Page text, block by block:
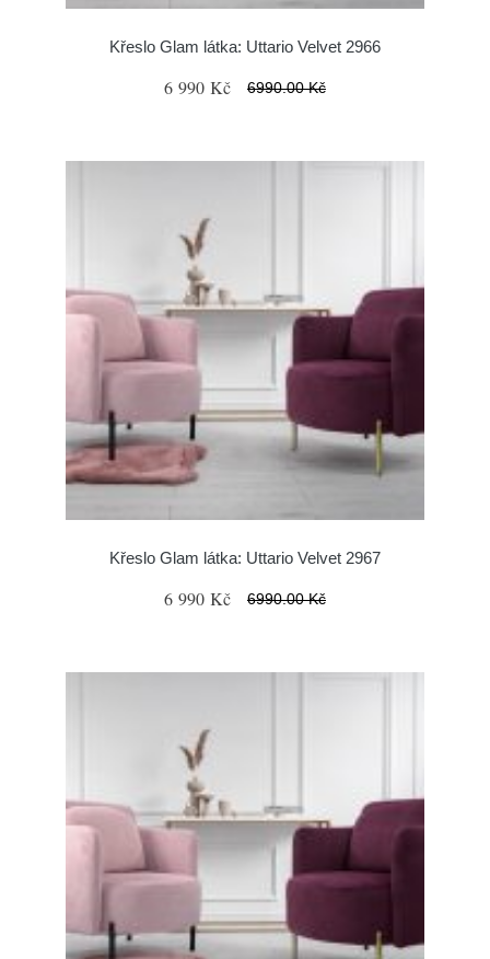
Křeslo Glam látka: Uttario Velvet 2966
6 990 Kč 6990.00 Kč
Křeslo Glam látka: Uttario Velvet 2967
6 990 Kč 6990.00 Kč